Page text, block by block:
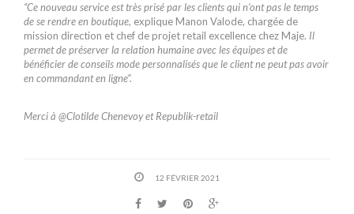
“Ce nouveau service est très prisé par les clients qui n’ont pas le temps
de se rendre en boutique, explique Manon Valode, chargée de
mission direction et chef de projet retail excellence chez Maje. Il
permet de préserver la relation humaine avec les équipes et de
bénéficier de conseils mode personnalisés que le client ne peut pas avoir
en commandant en ligne”.
Merci à @Clotilde Chenevoy et Republik-retail
12 FÉVRIER 2021